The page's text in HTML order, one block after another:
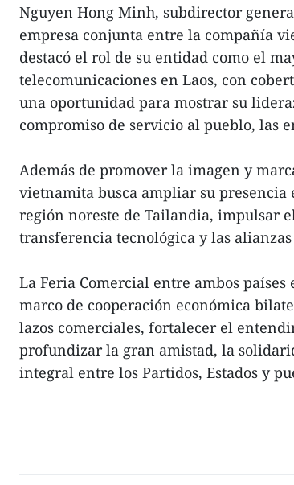
Nguyen Hong Minh, subdirector
empresa conjunta entre la compañía
destacó el rol de su entidad como el
telecomunicaciones en Laos, con
una oportunidad para mostrar su
compromiso de servicio al pueblo, las
Además de promover la imagen y
vietnamita busca ampliar su presencia
región noreste de Tailandia, impulsar
transferencia tecnológica y las
La Feria Comercial entre ambos
marco de cooperación económica
lazos comerciales, fortalecer el
profundizar la gran amistad, la
integral entre los Partidos, Estados y